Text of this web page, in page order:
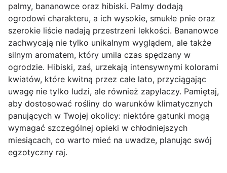
palmy, bananowce oraz hibiski. Palmy dodają
ogrodowi charakteru, a ich wysokie, smukłe pnie oraz
szerokie liście nadają przestrzeni lekkości. Bananowce
zachwycają nie tylko unikalnym wyglądem, ale także
silnym aromatem, który umila czas spędzany w
ogrodzie. Hibiski, zaś, urzekają intensywnymi kolorami
kwiatów, które kwitną przez całe lato, przyciągając
uwagę nie tylko ludzi, ale również zapylaczy. Pamiętaj,
aby dostosować rośliny do warunków klimatycznych
panujących w Twojej okolicy: niektóre gatunki mogą
wymagać szczególnej opieki w chłodniejszych
miesiącach, co warto mieć na uwadze, planując swój
egzotyczny raj.